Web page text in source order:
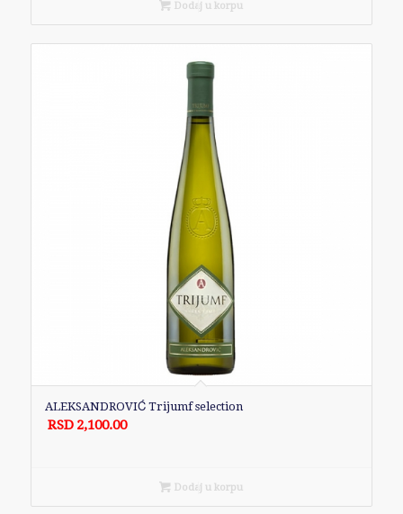
Dodaj u korpu
ALEKSANDROVIĆ Trijumf selection
RSD 2,100.00
Dodaj u korpu